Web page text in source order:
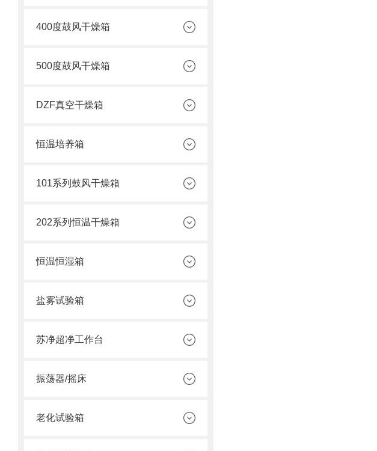
400度鼓风干燥箱
500度鼓风干燥箱
DZF真空干燥箱
恒温培养箱
101系列鼓风干燥箱
202系列恒温干燥箱
恒温恒湿箱
盐雾试验箱
苏净超净工作台
振荡器/摇床
老化试验箱